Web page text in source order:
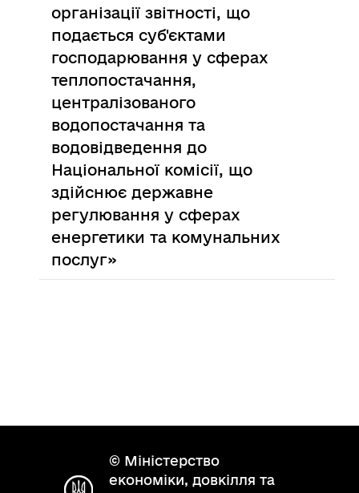
організації звітності, що
подається суб'єктами
господарювання у сферах
теплопостачання,
централізованого
водопостачання та
водовідведення до
Національної комісії, що
здійснює державне
регулювання у сферах
енергетики та комунальних
послуг»
© Міністерство
економіки, довкілля та